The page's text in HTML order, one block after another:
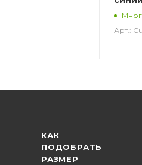
Арт.:
КАК
ПОДОБРАТЬ
РАЗМЕР